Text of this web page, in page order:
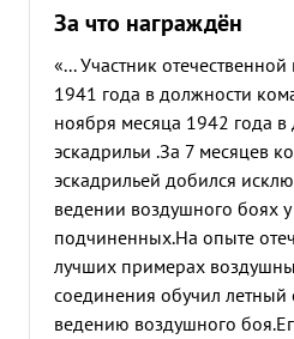
За что награждён
«... Участник
1941 года в должности
ноября месяца 1942 года
эскадрильи .За 7 месяцев
эскадрильей добился
ведении воздушного боях
подчиненных.На опыте
лучших примерах
соединения обучил летный
ведению воздушного